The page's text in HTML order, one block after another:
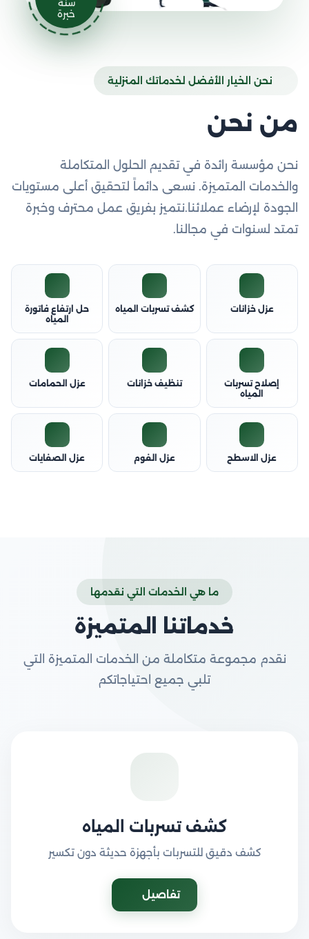
سنة
خبرة
نحن الخيار الأفضل لخدماتك المنزلية
من نحن
نحن مؤسسة رائدة في تقديم الحلول المتكاملة
والخدمات المتميزة. نسعى دائماً لتحقيق أعلى مستويات
الجودة لإرضاء عملائنا.نتميز بفريق عمل محترف وخبرة
تمتد لسنوات في مجالنا.
عزل خزانات كشف تسربات المياه
حل ارتفاع فاتورة
المياه
إصلاح تسربات
المياه
تنظيف خزانات عزل الحمامات
عزل الاسطح عزل الفوم عزل الصفايات
ما هي الخدمات التي نقدمها
خدماتنا المتميزة
نقدم مجموعة متكاملة من الخدمات المتميزة التي
تلبي جميع احتياجاتكم
كشف تسربات المياه
كشف دقيق للتسربات بأجهزة حديثة دون تكسير
تفاصيل